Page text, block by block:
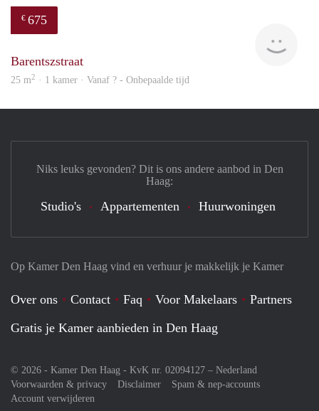
€ 675
Barentszstraat
25 m2 · 1 kamer · Vanaf ? - Onbepaalde tijd
Op Kamer Den Haag vind en verhuur je makkelijk je Kamer
Over ons Contact Faq Voor Makelaars
Partners
Gratis je Kamer aanbieden in Den Haag
© 2026 - Kamer Den Haag - KvK nr. 02094127 – Nederland
Voorwaarden & privacy
Disclaimer
Spam & nep-accounts
Account verwijderen
Niks leuks gevonden? Dit is ons andere aanbod in Den
Haag:
Studio's Appartementen Huurwoningen